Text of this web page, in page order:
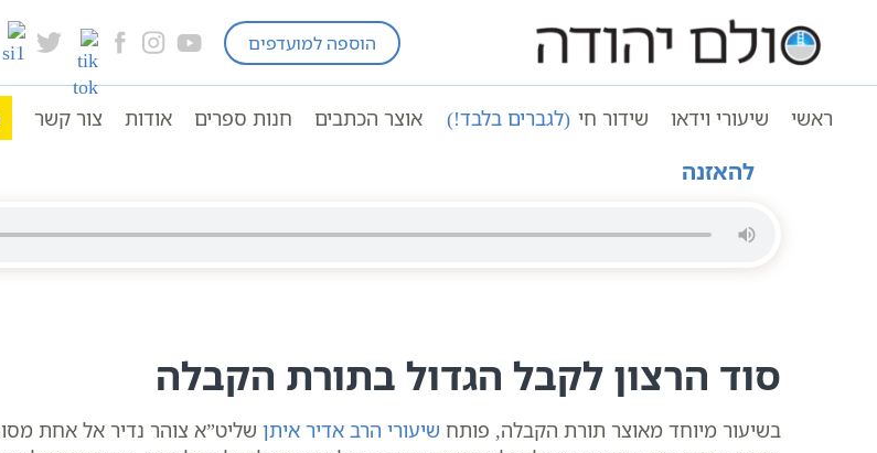
הוספה למועדפים
ראשי שיעורי וידאו שידור חי (לגברים בלבד!) אוצר הכתבים חנות ספרים אודות צור קשר
עמוד ראשי חסידות כללי הרצון לקבל הוא אור
להאזנה
סוד הרצון לקבל הגדול בתורת הקבלה
בשיעור מיוחד מאוצר תורת הקבלה, פותח שיעורי הרב אדיר איתן שליט”א צוהר נדיר אל אחת